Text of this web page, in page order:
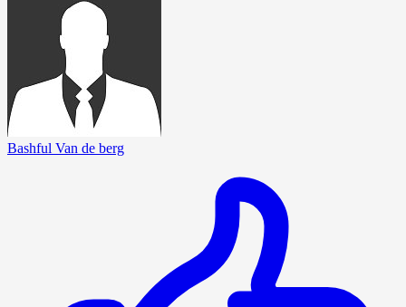
Bashful Van de berg